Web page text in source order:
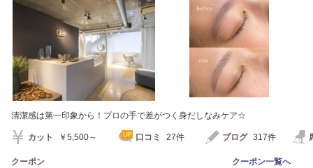
清潔感は第一印象から！プロの手で差がつく身だしなみケア☆
カット ￥5,500～ 口コミ 27件 ブログ 317件
クーポン クーポン一覧へ